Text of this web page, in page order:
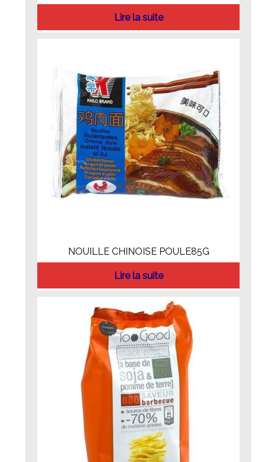
Lire la suite
NOUILLE CHINOISE POULE85G
Lire la suite